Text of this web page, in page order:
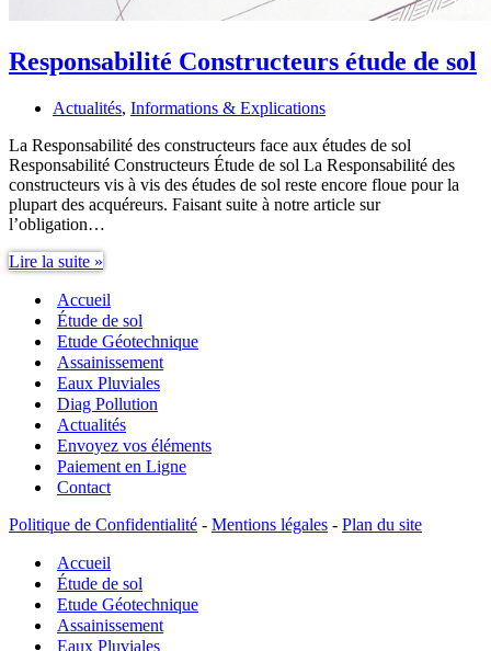
Responsabilité Constructeurs étude de sol
Actualités, Informations & Explications
La Responsabilité des constructeurs face aux études de sol
Responsabilité Constructeurs Étude de sol La Responsabilité des
constructeurs vis à vis des études de sol reste encore floue pour la
plupart des acquéreurs. Faisant suite à notre article sur
l’obligation…
Lire la suite »
étude
de
sol
Accueil
Étude de sol
Etude Géotechnique
Assainissement
Eaux Pluviales
Diag Pollution
Actualités
Envoyez vos éléments
Paiement en Ligne
Contact
Politique de Confidentialité - Mentions légales - Plan du site
Accueil
Étude de sol
Etude Géotechnique
Assainissement
Eaux Pluviales